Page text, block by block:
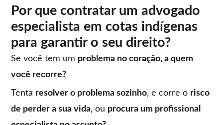
Por que contratar um advogado
especialista em cotas indígenas
para garantir o seu direito?
Se você tem um problema no coração, a quem
você recorre?
Tenta resolver o problema sozinho, e corre o risco
de perder a sua vida, ou procura um profissional